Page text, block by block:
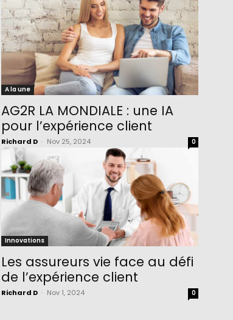
A la une
AG2R LA MONDIALE : une IA
pour l’expérience client
Richard D Nov 25, 2024 0
Innovations
Les assureurs vie face au défi
de l’expérience client
Richard D Nov 1, 2024 0